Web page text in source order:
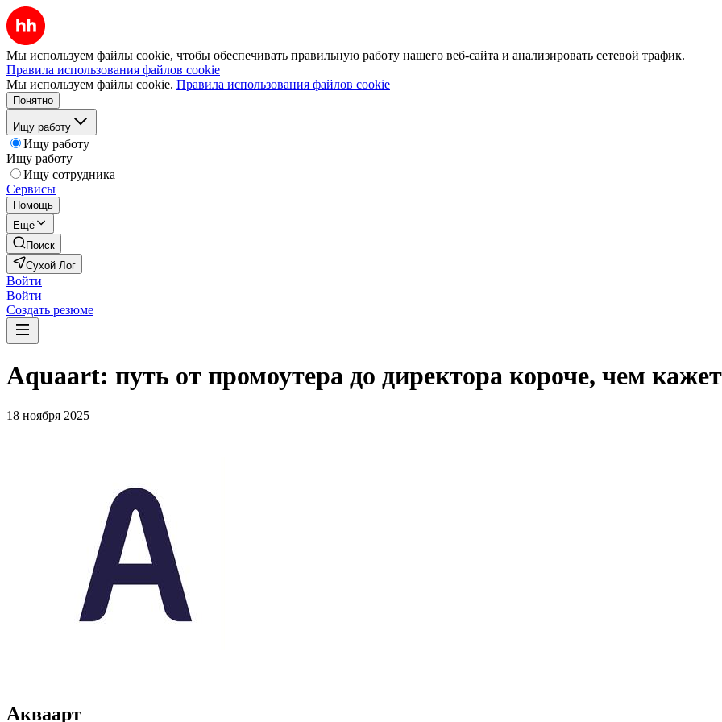
Мы используем файлы cookie, чтобы обеспечивать правильную работу нашего веб-сайта и анализировать сетевой трафик.
Правила использования файлов cookie
Мы используем файлы cookie. Правила использования файлов cookie
Понятно
Ищу работу
Ищу работу
Ищу работу
Ищу сотрудника
Сервисы
Помощь
Ещё
Поиск
Сухой Лог
Войти
Войти
Создать резюме
Aquaart: путь от промоутера до директора короче, чем
18 ноября 2025
Акваарт